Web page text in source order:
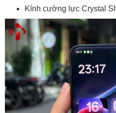
Kính cường lực Crystal